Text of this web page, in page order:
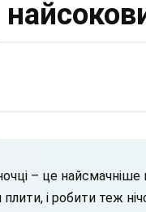
– це
плити, і робити теж